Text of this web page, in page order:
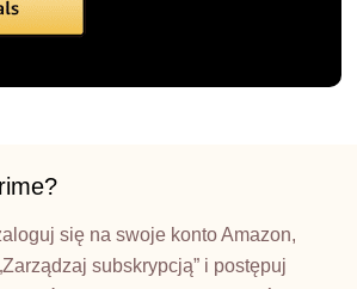
się na swoje konto Amazon,
subskrypcją” i postępuj